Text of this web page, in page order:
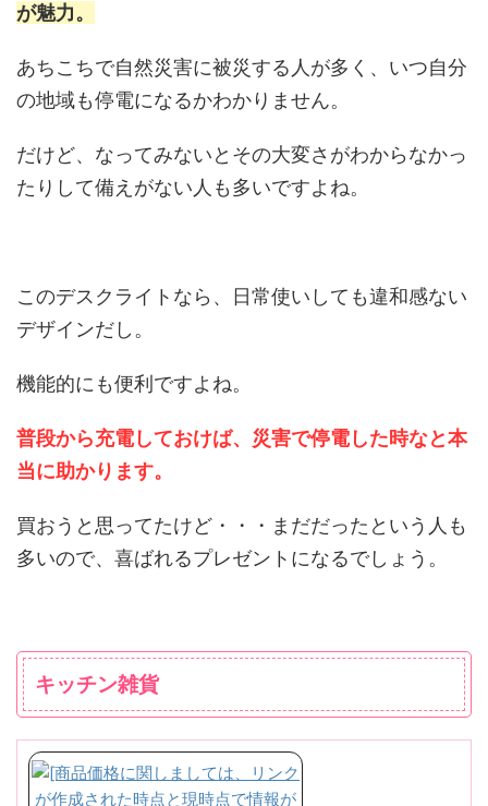
が魅力。
あちこちで自然災害に被災する人が多く、いつ自分
の地域も停電になるかわかりません。
だけど、なってみないとその大変さがわからなかっ
たりして備えがない人も多いですよね。
このデスクライトなら、日常使いしても違和感ない
デザインだし。
機能的にも便利ですよね。
普段から充電しておけば、災害で停電した時なと本
当に助かります。
買おうと思ってたけど・・・まだだったという人も
多いので、喜ばれるプレゼントになるでしょう。
キッチン雑貨